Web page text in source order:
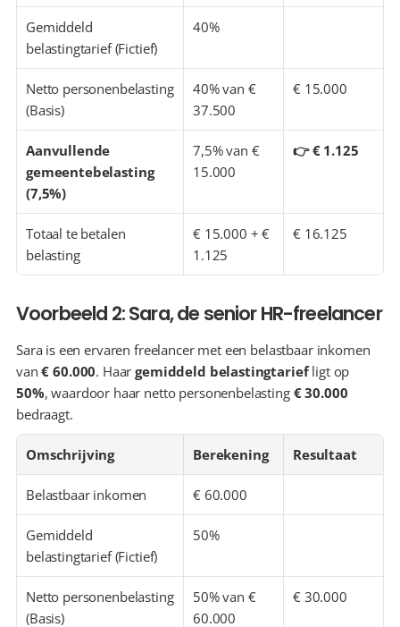
Gemiddeld
belastingtarief (Fictief)
40%
Netto personenbelasting
(Basis)
40% van €
37.500
€ 15.000
Aanvullende
gemeentebelasting
(7,5%)
7,5% van €
15.000
👉 € 1.125
Totaal te betalen
belasting
€ 15.000 + €
1.125
€ 16.125
Voorbeeld 2: Sara, de senior HR-freelancer
Sara is een ervaren freelancer met een belastbaar inkomen
van € 60.000. Haar gemiddeld belastingtarief
50%, waardoor haar netto personenbelasting € 30.000
bedraagt.
Omschrijving Berekening Resultaat
Belastbaar inkomen € 60.000
Gemiddeld
belastingtarief (Fictief)
50%
Netto personenbelasting
(Basis)
50% van €
60.000
€ 30.000